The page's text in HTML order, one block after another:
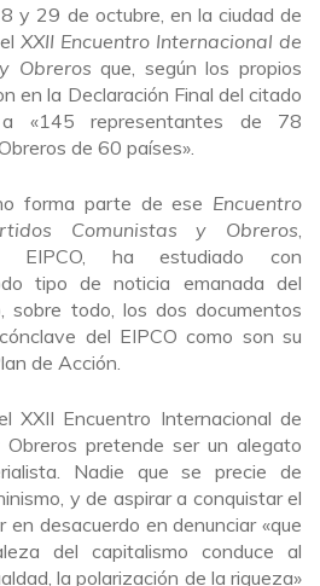
y 29 de octubre, en la ciudad de
XXII Encuentro Internacional de
Obreros que, según los propios
en la Declaración Final del citado
a «145 representantes de 78
de 60 países».
forma parte de ese Encuentro
Comunistas y Obreros
EIPCO, ha estudiado con
tipo de noticia emanada del
sobre todo, los dos documentos
del EIPCO como son su
de Acción.
XXII Encuentro Internacional de
pretende ser un alegato
Nadie que se precie de
y de aspirar a conquistar el
en desacuerdo en denunciar «que
del capitalismo conduce al
la polarización de la riqueza»